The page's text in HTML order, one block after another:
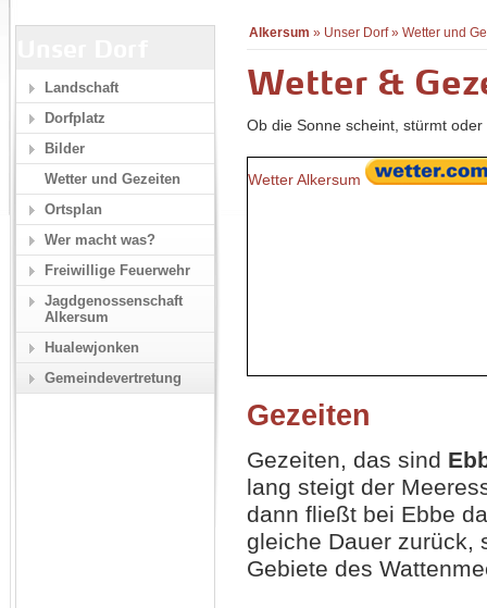
Alkersum » Unser Dorf» Wetter und
Wetter &
Ob die Sonne scheint, stürmt
Wetter Alkersum
Gezeiten
Gezeiten, das sind
lang steigt der
dann fließt bei Ebbe
gleiche Dauer zurück,
Gebiete des
Landschaft
Dorfplatz
Bilder
Wetter und Gezeiten
Ortsplan
Wer macht was?
Freiwillige Feuerwehr
Jagdgenossenschaft
Alkersum
Hualewjonken
Gemeindevertretung